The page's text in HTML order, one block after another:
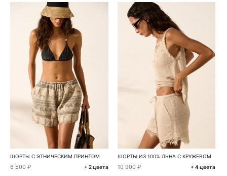
ШОРТЫ С ЭТНИЧЕСКИМ ПРИНТОМ
6 500 ₽ + 2 цвета
ШОРТЫ ИЗ 100% ЛЬНА С КРУЖЕВОМ
10 900 ₽ + 4 цвета